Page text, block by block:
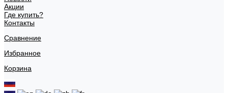
Акции
Где купить?
Контакты
Сравнение
Избранное
Корзина